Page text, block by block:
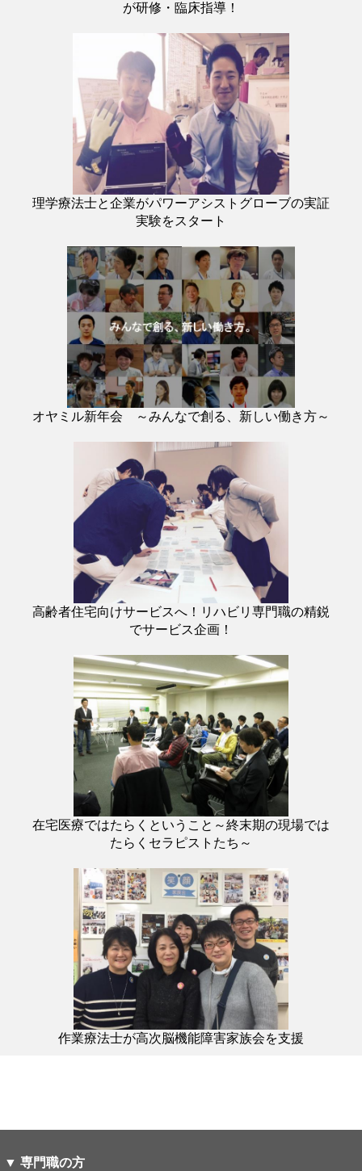
が研修・臨床指導！
理学療法士と企業がパワーアシストグローブの実証
実験をスタート
オヤミル新年会 ～みんなで創る、新しい働き方～
高齢者住宅向けサービスへ！リハビリ専門職の精鋭
でサービス企画！
在宅医療ではたらくということ～終末期の現場では
たらくセラピストたち～
作業療法士が高次脳機能障害家族会を支援
▼ 専門職の方